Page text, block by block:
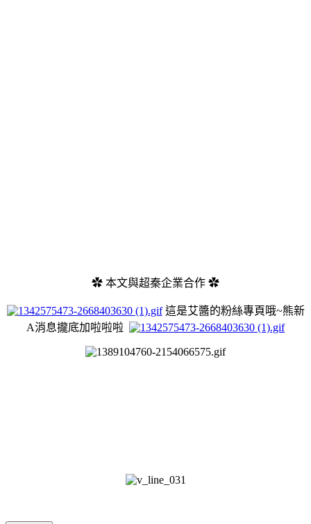
✿ 本文與超秦企業合作 ✿
這是艾醬的粉絲專頁哦~熊新
A消息攏底加啦啦啦